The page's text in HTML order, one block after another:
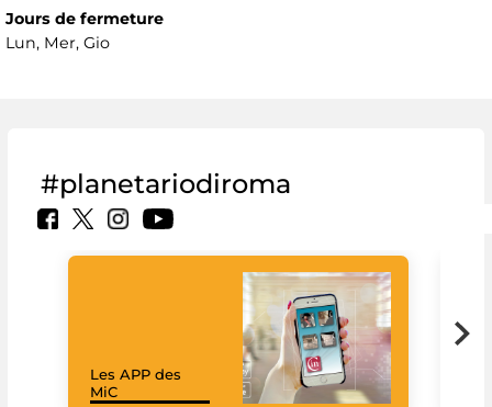
Jours de fermeture
Lun, Mer, Gio
#planetariodiroma
Les APP des
MiC